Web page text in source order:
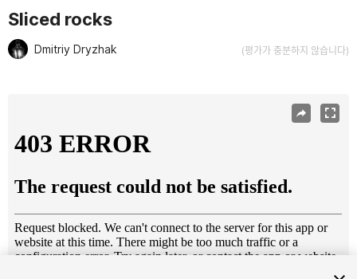
Sliced rocks
Dmitriy Dryzhak (평가가 충분하지 않습니다)